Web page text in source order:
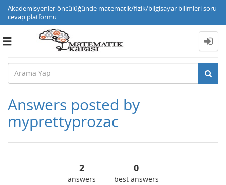
Akademisyenler öncülüğünde matematik/fizik/bilgisayar bilimleri soru
cevap platformu
Toggle
Answers posted by
myprettyprozac
2
answers
0
best answers